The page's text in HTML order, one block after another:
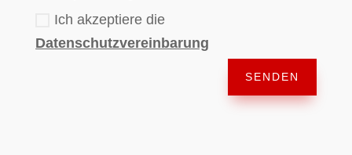
Ich akzeptiere die
Datenschutzvereinbarung
SENDEN